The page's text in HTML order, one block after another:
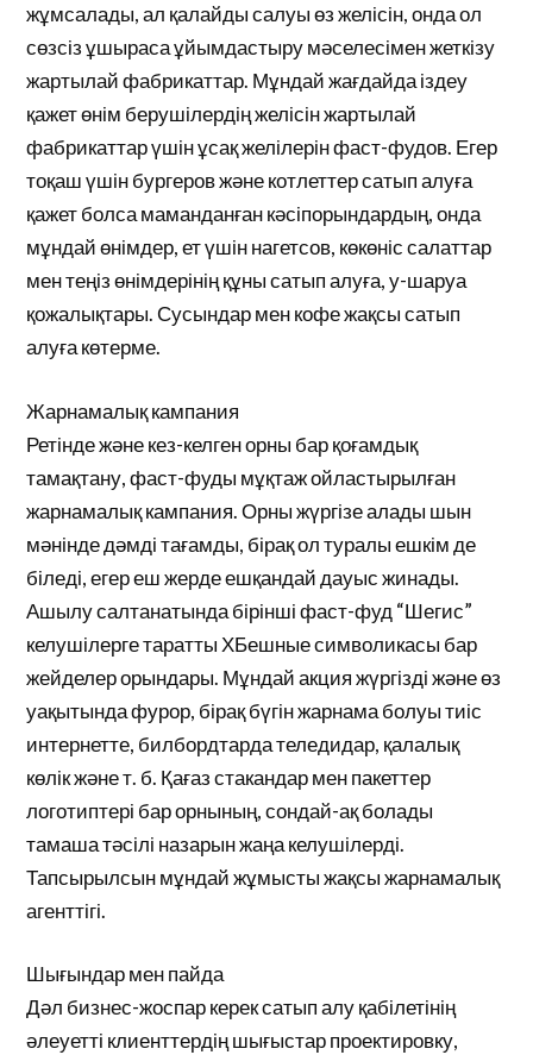
жұмсалады, ал қалайды салуы өз желісін, онда ол
сөзсіз ұшыраса ұйымдастыру мәселесімен жеткізу
жартылай фабрикаттар. Мұндай жағдайда іздеу
қажет өнім берушілердің желісін жартылай
фабрикаттар үшін ұсақ желілерін фаст-фудов. Егер
тоқаш үшін бургеров және котлеттер сатып алуға
қажет болса маманданған кәсіпорындардың, онда
мұндай өнімдер, ет үшін нагетсов, көкөніс салаттар
мен теңіз өнімдерінің құны сатып алуға, у-шаруа
қожалықтары. Сусындар мен кофе жақсы сатып
алуға көтерме.
Жарнамалық кампания
Ретінде және кез-келген орны бар қоғамдық
тамақтану, фаст-фуды мұқтаж ойластырылған
жарнамалық кампания. Орны жүргізе алады шын
мәнінде дәмді тағамды, бірақ ол туралы ешкім де
біледі, егер еш жерде ешқандай дауыс жинады.
Ашылу салтанатында бірінші фаст-фуд “Шегис”
келушілерге таратты ХБешные символикасы бар
жейделер орындары. Мұндай акция жүргізді және өз
уақытында фурор, бірақ бүгін жарнама болуы тиіс
интернетте, билбордтарда теледидар, қалалық
көлік және т. б. Қағаз стакандар мен пакеттер
логотиптері бар орнының, сондай-ақ болады
тамаша тәсілі назарын жаңа келушілерді.
Тапсырылсын мұндай жұмысты жақсы жарнамалық
агенттігі.
Шығындар мен пайда
Дәл бизнес-жоспар керек сатып алу қабілетінің
әлеуетті клиенттердің шығыстар проектировку,